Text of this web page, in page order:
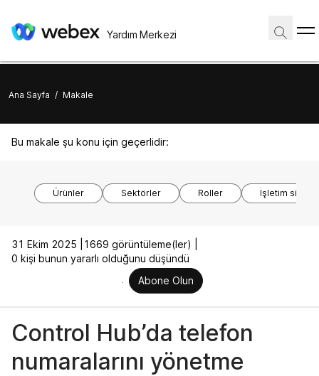
Yardım Merkezi
Ana Sayfa / Makale
Bu makale şu konu için geçerlidir:
Ürünler Sektörler Roller İşletim
31 Ekim 2025 |
1669 görüntüleme(ler) |
0 kişi bunun yararlı olduğunu düşündü
Abone Olun
Control Hub’da telefon
numaralarını yönetme